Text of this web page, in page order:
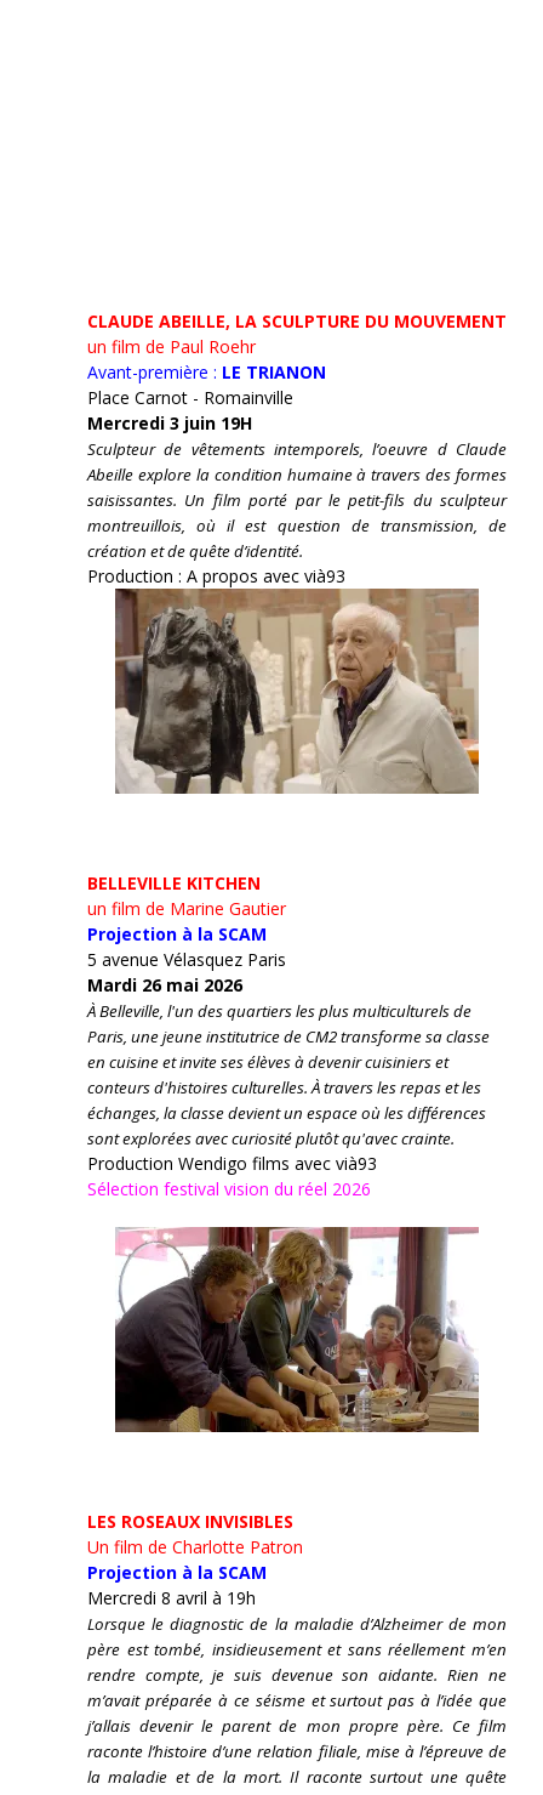
CLAUDE ABEILLE, LA SCULPTURE DU MOUVEMENT
un film de Paul Roehr
Avant-première : LE TRIANON
Place Carnot - Romainville
Mercredi 3 juin 19H
Sculpteur de vêtements intemporels, l’oeuvre d Claude
Abeille explore la condition humaine à travers des formes
saisissantes. Un film porté par le petit-fils du sculpteur
montreuillois, où il est question de transmission, de
création et de quête d’identité.
Production : A propos avec vià93
BELLEVILLE KITCHEN
un film de Marine Gautier
Projection à la SCAM
5 avenue Vélasquez Paris
Mardi 26 mai 2026
À Belleville, l'un des quartiers les plus multiculturels de
Paris, une jeune institutrice de CM2 transforme sa classe
en cuisine et invite ses élèves à devenir cuisiniers et
conteurs d'histoires culturelles.À travers les repas et les
échanges, la classe devient un espace où les différences
sont explorées avec curiosité plutôt qu'avec crainte.
Production Wendigo films avec vià93
Sélection festival vision du réel 2026
LES ROSEAUX INVISIBLES
Un film de Charlotte Patron
Projection à la SCAM
Mercredi 8 avril à 19h
Lorsque le diagnostic de la maladie d’Alzheimer de mon
père est tombé, insidieusement et sans réellement m’en
rendre compte, je suis devenue son aidante. Rien ne
m’avait préparée à ce séisme et surtout pas à l’idée que
j’allais devenir le parent de mon propre père. Ce film
raconte l’histoire d’une relation filiale, mise à l’épreuve de
la maladie et de la mort. Il raconte surtout une quête